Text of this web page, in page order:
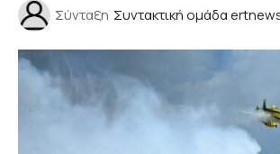
Σύνταξη Συντακτική ομάδα